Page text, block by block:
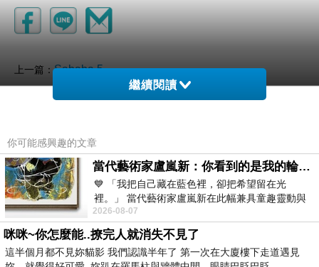
上一篇：Sababa 5
繼續閱讀
你可能感興趣的文章
當代藝術家盧嵐新：你看到的是我的輪廓，還是你的故事？——藏在藍色裡的希望與光
💙 「我把自己藏在藍色裡，卻把希望留在光
裡。」 當代藝術家盧嵐新在此幅兼具童趣靈動與
抽象韻味的新作中，用湛藍的羽翼般色塊包覆著
2026-08-07
咪咪~你怎麼能..撩完人就消失不見了
這半個月都不見妳貓影 我們認識半年了 第一次在大廈樓下走道遇見